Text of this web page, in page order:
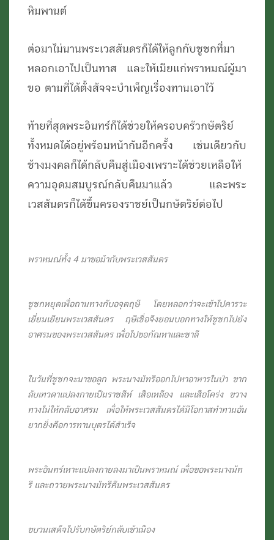
หิมพานต์
ต่อมาไม่นานพระเวสสันดรก็ได้ให้ลูกกับชูชกที่มา
หลอกเอาไปเป็นทาส และให้เมียแก่พราหมณ์ผู้มา
ขอ ตามที่ได้ตั้งสัจจะบำเพ็ญเรื่องทานเอาไว้
ท้ายที่สุดพระอินทร์ก็ได้ช่วยให้ครอบครัวกษัตริย์
ทั้งหมดได้อยู่พร้อมหน้ากันอีกครั้ง เช่นเดียวกับ
ช้างมงคลก็ได้กลับคืนสู่เมืองเพราะได้ช่วยเหลือให้
ความอุดมสมบูรณ์กลับคืนมาแล้ว และพระ
เวสสันดรก็ได้ขึ้นครองราชย์เป็นกษัตริย์ต่อไป
พราหมณ์ทั้ง 4 มาขอม้ากับพระเวสสันดร
ชูชกหยุดเพื่อถามทางกับอจุตฤษี โดยหลอกว่าจะเข้าไปคารวะ
เยี่ยมเยียนพระเวสสันดร ฤษีเชื่อจึงยอมบอกทางให้ชูชกไปยัง
อาศรมของพระเวสสันดร เพื่อไปขอกัณหาและชาลี
ในวันที่ชูชกจะมาขอลูก พระนางมัทรีออกไปหาอาหารในป่า ขาก
ลับเทวดาแปลงกายเป็นราชสีห์ เสือเหลือง และเสือโคร่ง ขวาง
ทางไม่ให้กลับอาศรม เพื่อให้พระเวสสันดรได้มีโอกาสทำทานอัน
ยากยิ่งคือการทานบุตรได้สำเร็จ
พระอินทร์เหาะแปลงกายลงมาเป็นพราหมณ์ เพื่อขอพระนางมัท
รี และถวายพระนางมัทรีคืนพระเวสสันดร
ขบวนเสด็จไปรับกษัตริย์กลับเข้าเมือง